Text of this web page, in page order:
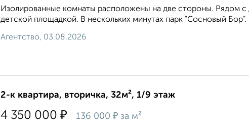
Изолированные комнаты расположены на две стороны. Рядом с
детской площадкой. В нескольких минутах парк "Сосновый
Агентство, 03.08.2026
2-к квартира, вторичка, 32м², 1/9 этаж
4 350 000 ₽ 136 000 ₽ за м²